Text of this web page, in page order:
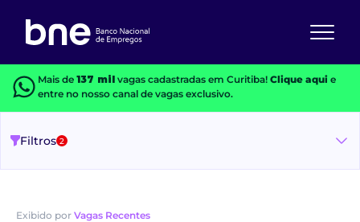
Mais de 137 milvagas cadastradas em Curitiba! Clique aquie
entre no nosso canal de vagas exclusivo.
Filtros 2
Exibido por Vagas Recentes